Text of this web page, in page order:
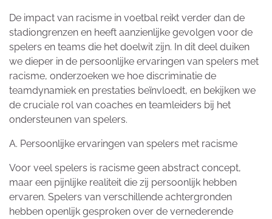
De impact van racisme in voetbal reikt verder dan de
stadiongrenzen en heeft aanzienlijke gevolgen voor de
spelers en teams die het doelwit zijn. In dit deel duiken
we dieper in de persoonlijke ervaringen van spelers met
racisme, onderzoeken we hoe discriminatie de
teamdynamiek en prestaties beïnvloedt, en bekijken we
de cruciale rol van coaches en teamleiders bij het
ondersteunen van spelers.
A. Persoonlijke ervaringen van spelers met racisme
Voor veel spelers is racisme geen abstract concept,
maar een pijnlijke realiteit die zij persoonlijk hebben
ervaren. Spelers van verschillende achtergronden
hebben openlijk gesproken over de vernederende